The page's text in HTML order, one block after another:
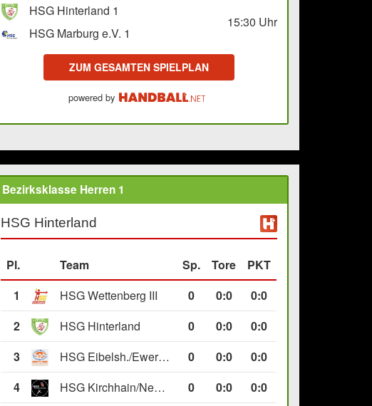
HSG Hinterland 1
HSG Marburg e.V. 1
15:30 Uhr
ZUM GESAMTEN SPIELPLAN
powered by
Bezirksklasse Herren 1
HSG Hinterland
Pl. Team Sp. Tore
PKT
1
HSG Wettenberg III 0 0:0
0:0
2
HSG Hinterland 0 0:0
0:0
3
HSG Eibelsh./Ewersb. II 0 0:0
0:0
4
HSG Kirchhain/Neustadt II 0 0:0
0:0